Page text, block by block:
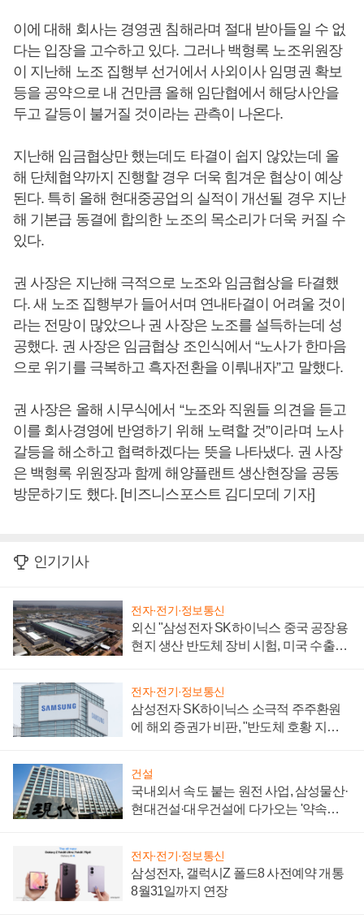
이에 대해 회사는 경영권 침해라며 절대 받아들일 수 없
다는 입장을 고수하고 있다. 그러나 백형록 노조위원장
이 지난해 노조 집행부 선거에서 사외이사 임명권 확보
등을 공약으로 내 건만큼 올해 임단협에서 해당사안을
두고 갈등이 불거질 것이라는 관측이 나온다.
지난해 임금협상만 했는데도 타결이 쉽지 않았는데 올
해 단체협약까지 진행할 경우 더욱 힘겨운 협상이 예상
된다. 특히 올해 현대중공업의 실적이 개선될 경우 지난
해 기본급 동결에 합의한 노조의 목소리가 더욱 커질 수
있다.
권 사장은 지난해 극적으로 노조와 임금협상을 타결했
다. 새 노조 집행부가 들어서며 연내타결이 어려울 것이
라는 전망이 많았으나 권 사장은 노조를 설득하는데 성
공했다. 권 사장은 임금협상 조인식에서 “노사가 한마음
으로 위기를 극복하고 흑자전환을 이뤄내자”고 말했다.
권 사장은 올해 시무식에서 “노조와 직원들 의견을 듣고
이를 회사경영에 반영하기 위해 노력할 것”이라며 노사
갈등을 해소하고 협력하겠다는 뜻을 나타냈다. 권 사장
은 백형록 위원장과 함께 해양플랜트 생산현장을 공동
방문하기도 했다. [비즈니스포스트 김디모데 기자]
인기기사
전자·전기·정보통신
외신 "삼성전자 SK하이닉스 중국 공장용
현지 생산 반도체 장비 시험, 미국 수출통
전자·전기·정보통신
삼성전자 SK하이닉스 소극적 주주환원
에 해외 증권가 비판, "반도체 호황 지속
건설
국내외서 속도 붙는 원전 사업, 삼성물산·
현대건설·대우건설에 다가오는 '약속의
전자·전기·정보통신
삼성전자, 갤럭시Z 폴드8 사전예약 개통
8월31일까지 연장